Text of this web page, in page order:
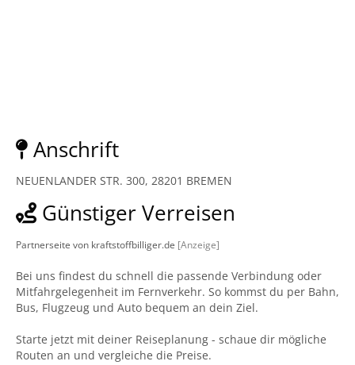
Anschrift
NEUENLANDER STR. 300, 28201 BREMEN
Günstiger Verreisen
Partnerseite von kraftstoffbilliger.de [Anzeige]
Bei uns findest du schnell die passende Verbindung oder
Mitfahrgelegenheit im Fernverkehr. So kommst du per Bahn,
Bus, Flugzeug und Auto bequem an dein Ziel.
Starte jetzt mit deiner Reiseplanung - schaue dir mögliche
Routen an und vergleiche die Preise.